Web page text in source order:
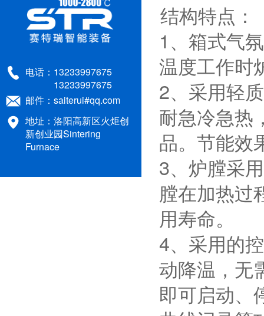
结构特点：
1、箱式气
温度工作时
2、采用轻
耐急冷急热
品。节能效
3、炉膛采
膛在加热过
用寿命。
4、采用的
动降温，无
即可启动、
1200℃可旋转倾斜管式炉
STR M10-13人工智能箱式电
电话： 13233997675
13233997675
邮件： saiterui#qq.com
地址：洛阳高新区火炬创
新创业园Sintering
Furnace